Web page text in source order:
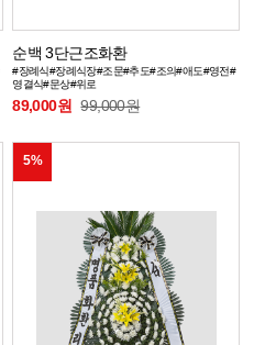
순백 3단근조화환
#장례식#장례식장#조문#추도#조의#애도#영전#
영결식#문상#위로
89,000원 99,000원
5%